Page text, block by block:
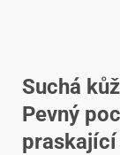
Suchá
Pevný
praskající